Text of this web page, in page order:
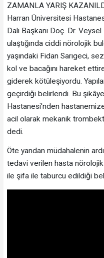
ZAMANLA YARIŞ
Harran Üniversitesi
Dalı Başkanı Doç. Dr.
ulaştığında ciddi nörolojik
yaşındaki Fidan Sarıgeci,
kol ve bacağını hareket
giderek kötüleşiyordu.
geçirdiği belirlendi. Bu
Hastanesi'nden
acil olarak mekanik
dedi.
Öte yandan müdahalenin
tedavi verilen hasta
ile şifa ile taburcu edildiği